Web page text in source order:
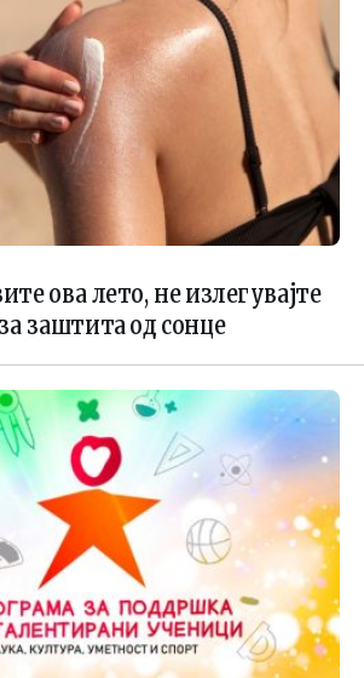
ова лето, не излегувајте
заштита од сонце